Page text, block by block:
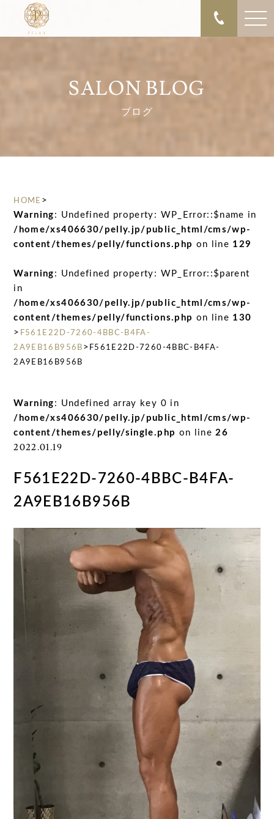
SALON BLOG
ブログ
HOME >
Warning : Undefined property: WP_Error::$name in
/home/xs406630/pelly.jp/public_html/cms/wp-
content/themes/pelly/functions.php on line 129
Warning : Undefined property: WP_Error::$parent
in
/home/xs406630/pelly.jp/public_html/cms/wp-
content/themes/pelly/functions.php on line 130
> F561E22D-7260-4BBC-B4FA-
2A9EB16B956B > F561E22D-7260-4BBC-B4FA-
2A9EB16B956B
Warning : Undefined array key 0 in
/home/xs406630/pelly.jp/public_html/cms/wp-
content/themes/pelly/single.php on line26
2022.01.19
F561E22D-7260-4BBC-B4FA-
2A9EB16B956B